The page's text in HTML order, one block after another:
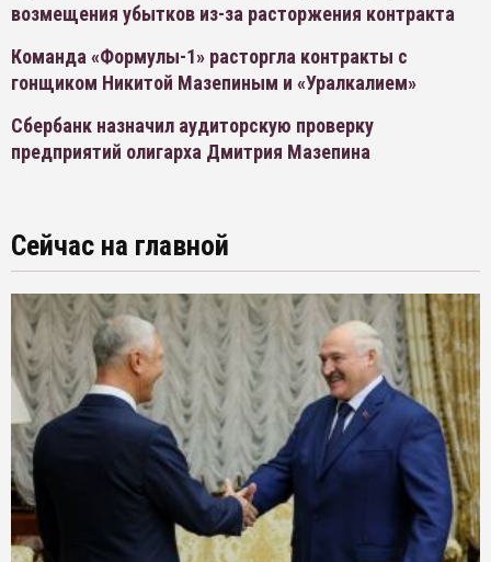
возмещения убытков из-за расторжения контракта
Команда «Формулы-1» расторгла контракты с
гонщиком Никитой Мазепиным и «Уралкалием»
Сбербанк назначил аудиторскую проверку
предприятий олигарха Дмитрия Мазепина
Сейчас на главной